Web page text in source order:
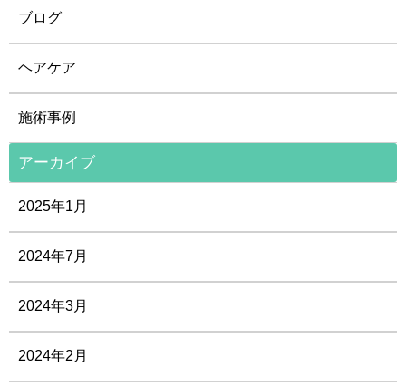
ブログ
ヘアケア
施術事例
アーカイブ
2025年1月
2024年7月
2024年3月
2024年2月